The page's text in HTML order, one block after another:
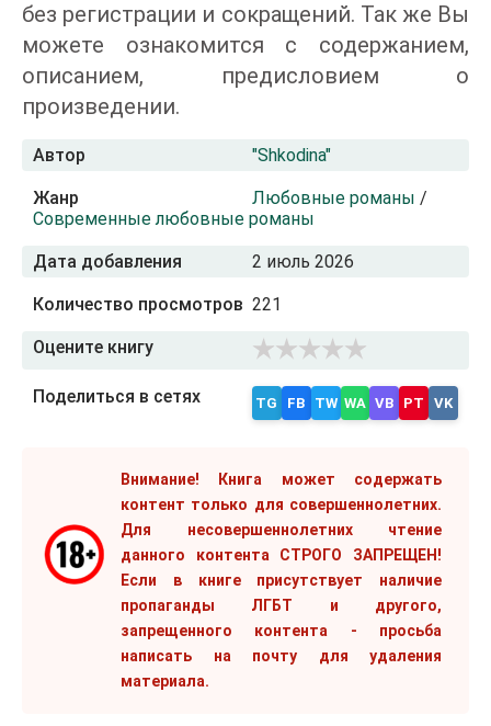
без регистрации и сокращений. Так же Вы
можете ознакомится с содержанием,
описанием, предисловием о
произведении.
Автор "Shkodina"
Жанр Любовные романы /
Современные любовные романы
Дата добавления 2 июль 2026
Количество просмотров 221
Оцените книгу
Поделиться в сетях TG FB TW WA VB PT VK
Внимание! Книга может содержать
контент только для совершеннолетних.
Для несовершеннолетних чтение
данного контента СТРОГО ЗАПРЕЩЕН!
Если в книге присутствует наличие
пропаганды ЛГБТ и другого,
запрещенного контента - просьба
написать на почту для удаления
материала.